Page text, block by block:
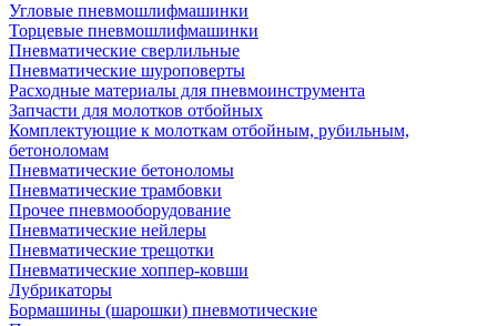
Угловые пневмошлифмашинки
Торцевые пневмошлифмашинки
Пневматические сверлильные
Пневматические шуроповерты
Расходные материалы для пневмоинструмента
Запчасти для молотков отбойных
Комплектующие к молоткам отбойным, рубильным,
бетоноломам
Пневматические бетоноломы
Пневматические трамбовки
Прочее пневмооборудование
Пневматические нейлеры
Пневматические трещотки
Пневматические хоппер-ковши
Лубрикаторы
Бормашины (шарошки) пневмотические